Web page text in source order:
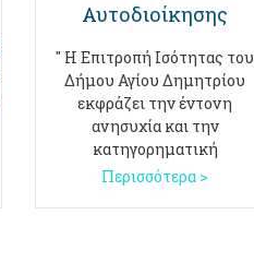
Αυτοδιοίκησης
" Η Επιτροπή Ισότητας του
Δήμου Αγίου Δημητρίου
εκφράζει την έντονη
ανησυχία και την
κατηγορηματική
Περισσότερα >